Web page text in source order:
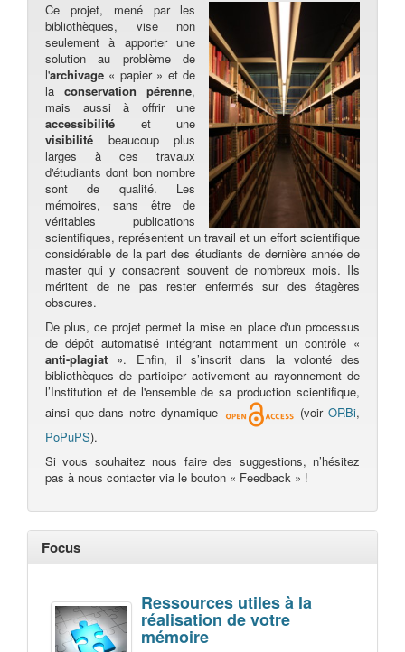
Ce projet, mené par les
bibliothèques, vise non
seulement à apporter une
solution au problème de
l'archivage « papier » et de
laconservation pérenne,
mais aussi à offrir une
accessibilité et une
visibilité beaucoup plus
larges à ces travaux
d'étudiants dont bon nombre
sont de qualité. Les
mémoires, sans être de
véritables publications
scientifiques, représentent un travail et un effort scientifique
considérable de la part des étudiants de dernière année de
master qui y consacrent souvent de nombreux mois. Ils
méritent de ne pas rester enfermés sur des étagères
obscures.
De plus, ce projet permet la mise en place d'un processus
de dépôt automatisé intégrant notamment un contrôle «
anti-plagiat ». Enfin, il s’inscrit dans la volonté des
bibliothèques de participer activement au rayonnement de
l’Institution et de l'ensemble de sa production scientifique,
ainsi que dans notre dynamique
(voirORBi,
PoPuPS).
Si vous souhaitez nous faire des suggestions, n’hésitez
pas à nous contacter via le bouton « Feedback » !
Focus
Ressources utiles à la
réalisation de votre
mémoire